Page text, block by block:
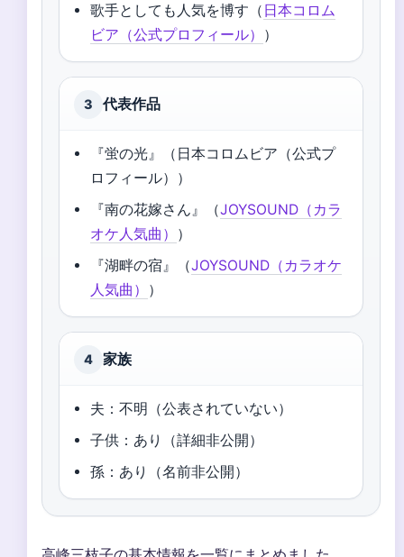
歌手としても人気を博す（ 日本コロム
ビア（公式プロフィール） ）
3 代表作品
『蛍の光』（日本コロムビア（公式プ
ロフィール））
『南の花嫁さん』（JOYSOUND（カラ
オケ人気曲） ）
『湖畔の宿』（JOYSOUND（カラオケ
人気曲） ）
4 家族
夫：不明（公表されていない）
子供：あり（詳細非公開）
孫：あり（名前非公開）